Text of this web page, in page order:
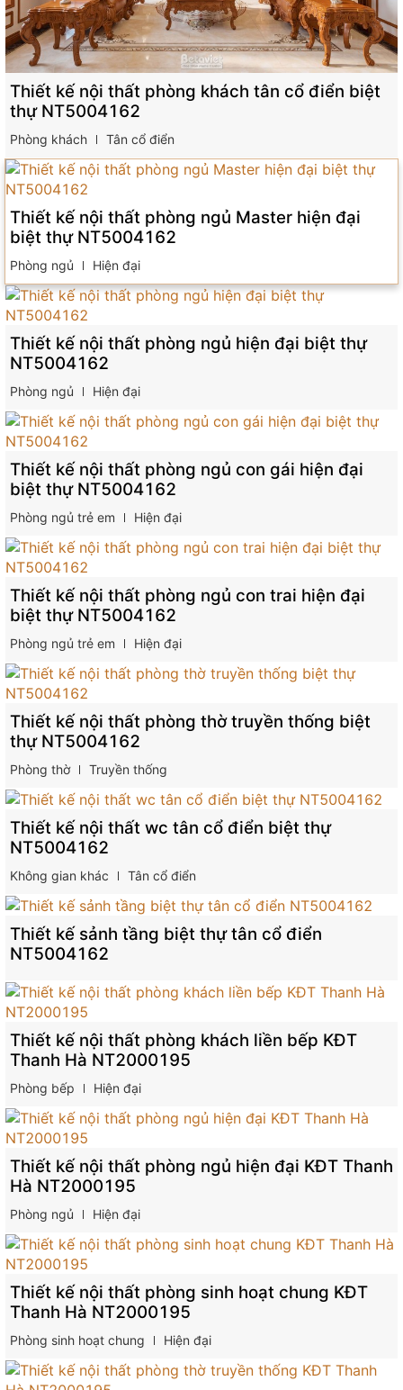
Thiết kế nội thất phòng khách tân cổ điển biệt
thự NT5004162
Phòng khách Tân cổ điển
Thiết kế nội thất phòng ngủ Master hiện đại
biệt thự NT5004162
Phòng ngủ Hiện đại
Thiết kế nội thất phòng ngủ hiện đại biệt thự
NT5004162
Phòng ngủ Hiện đại
Thiết kế nội thất phòng ngủ con gái hiện đại
biệt thự NT5004162
Phòng ngủ trẻ em Hiện đại
Thiết kế nội thất phòng ngủ con trai hiện đại
biệt thự NT5004162
Phòng ngủ trẻ em Hiện đại
Thiết kế nội thất phòng thờ truyền thống biệt
thự NT5004162
Phòng thờ Truyền thống
Thiết kế nội thất wc tân cổ điển biệt thự
NT5004162
Không gian khác Tân cổ điển
Thiết kế sảnh tầng biệt thự tân cổ điển
NT5004162
Thiết kế nội thất phòng khách liền bếp KĐT
Thanh Hà NT2000195
Phòng bếp Hiện đại
Thiết kế nội thất phòng ngủ hiện đại KĐT Thanh
Hà NT2000195
Phòng ngủ Hiện đại
Thiết kế nội thất phòng sinh hoạt chung KĐT
Thanh Hà NT2000195
Phòng sinh hoạt chung Hiện đại